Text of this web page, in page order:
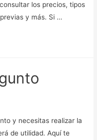
los precios, tipos
y más. Si …
y necesitas realizar la
de utilidad. Aquí te